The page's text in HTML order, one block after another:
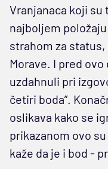
Vranjanaca koji su
najboljem
strahom za
Morave. I pred
uzdahnuli pri
četiri boda”.
oslikava kako se
prikazanom ovo
kaže da je i bod -